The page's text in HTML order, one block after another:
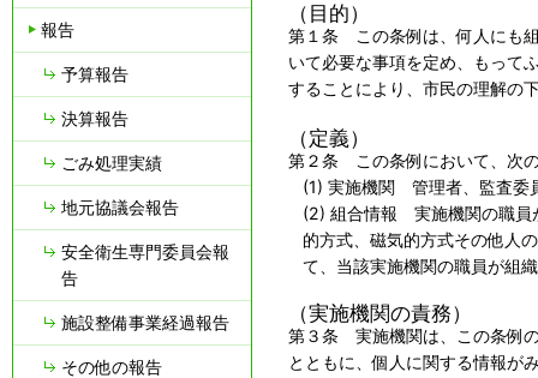
（目的）
第１条 この条例は、何人にも
いて必要な事項を定め、もって
することにより、市民の理解の
（定義）
第２条 この条例において、次
(1) 実施機関 管理者、監査委
(2) 組合情報 実施機関の職員
的方式、磁気的方式その他人
て、当該実施機関の職員が組
（実施機関の責務）
第３条 実施機関は、この条例
とともに、個人に関する情報が
報告
予算報告
決算報告
ごみ処理実績
地元協議会報告
安全衛生専門委員会報
告
施設整備事業経過報告
その他の報告